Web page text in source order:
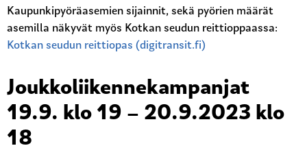
Kaupunkipyöräasemien sijainnit, sekä pyörien määrät
asemilla näkyvät myös Kotkan seudun reittioppaassa:
Kotkan seudun reittiopas (digitransit.fi)
Joukkoliikennekampanjat
19.9. klo 19 – 20.9.2023 klo
18